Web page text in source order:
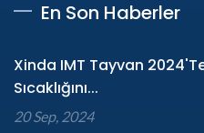
En Son Haberler
Xinda IMT Tayvan
Sıcaklığını...
20 Sep, 2024